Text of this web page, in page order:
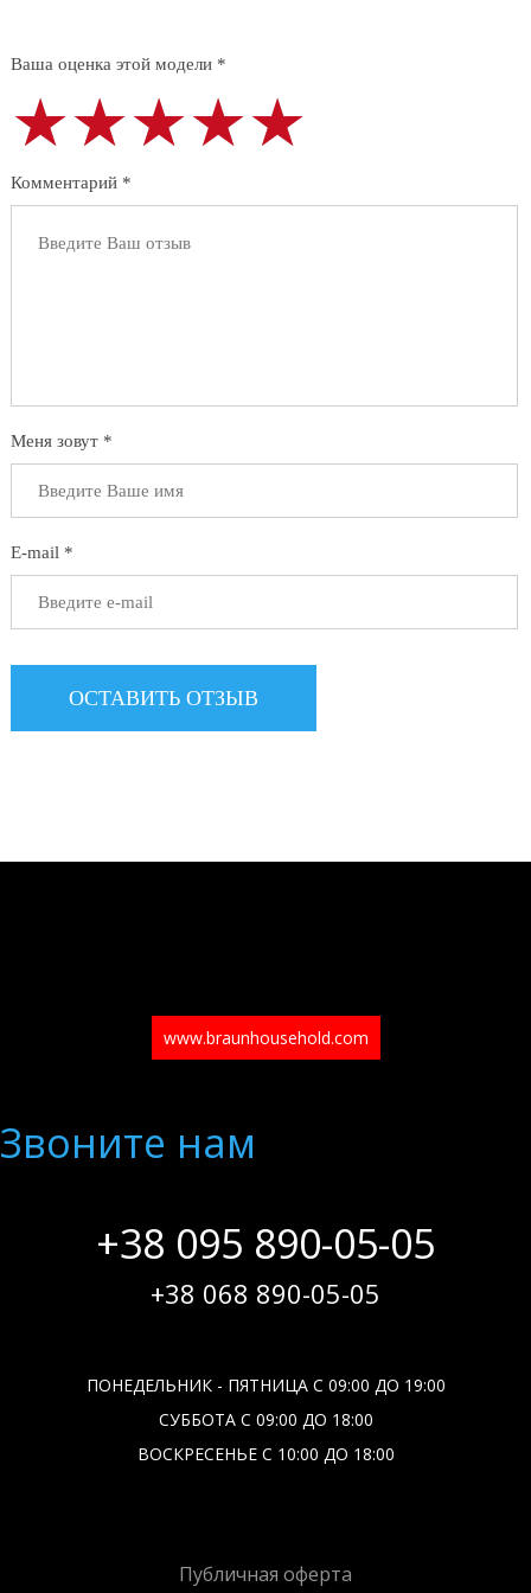
Ваша оценка этой модели *
★★★★★
★★★★★
★★★★★
Комментарий *
Меня зовут *
E-mail *
www.braunhousehold.com
Звоните нам
+38 095 890-05-05
+38 068 890-05-05
ПОНЕДЕЛЬНИК - ПЯТНИЦА С 09:00 ДО 19:00
СУББОТА С 09:00 ДО 18:00
ВОСКРЕСЕНЬЕ С 10:00 ДО 18:00
Публичная оферта